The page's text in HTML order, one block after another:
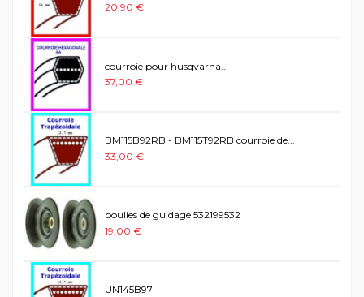
20,90 €
courroie pour husqvarna...
37,00 €
BM115B92RB - BM115T92RB courroie de...
33,00 €
poulies de guidage 532199532
19,00 €
UN145B97